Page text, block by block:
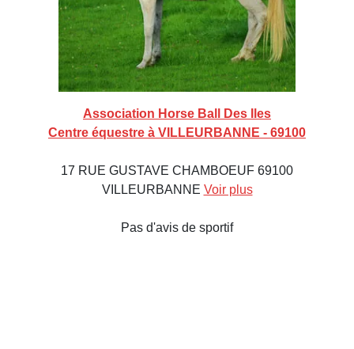
Association Horse Ball Des Iles
Centre équestre à VILLEURBANNE - 69100
17 RUE GUSTAVE CHAMBOEUF 69100
VILLEURBANNE Voir plus
Pas d'avis de sportif